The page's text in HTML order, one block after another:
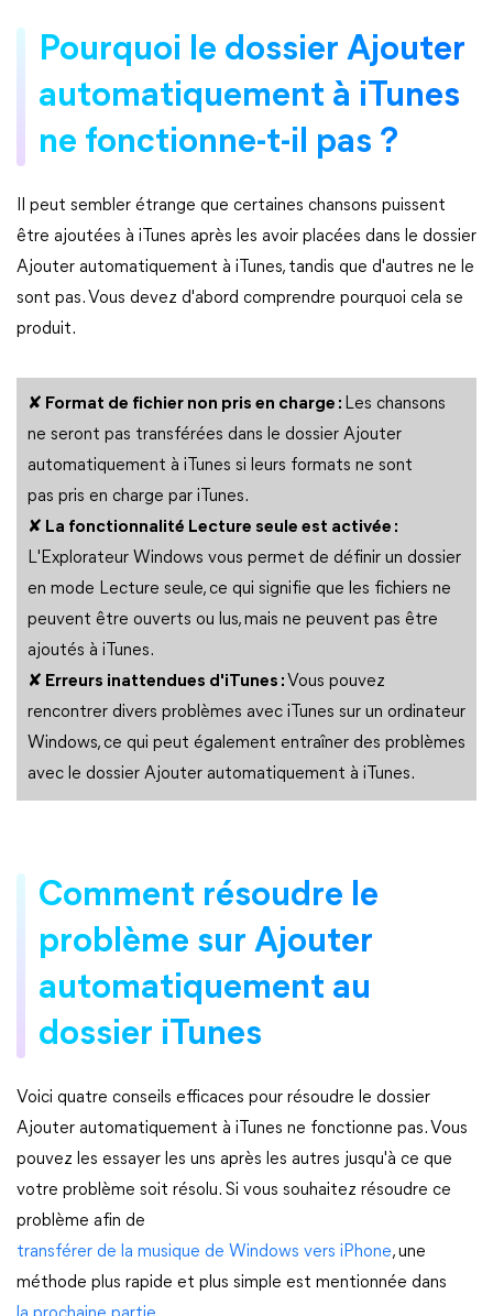
Pourquoi le dossier Ajouter
automatiquement à iTunes
ne fonctionne-t-il pas ?
Il peut sembler étrange que certaines chansons puissent
être ajoutées à iTunes après les avoir placées dans le dossier
Ajouter automatiquement à iTunes, tandis que d'autres ne le
sont pas. Vous devez d'abord comprendre pourquoi cela se
produit.
✘ Format de fichier non pris en charge : Les chansons
ne seront pas transférées dans le dossier Ajouter
automatiquement à iTunes si leurs formats ne sont
pas pris en charge par iTunes.
✘ La fonctionnalité Lecture seule est activée :
L'Explorateur Windows vous permet de définir un dossier
en mode Lecture seule, ce qui signifie que les fichiers ne
peuvent être ouverts ou lus, mais ne peuvent pas être
ajoutés à iTunes.
✘ Erreurs inattendues d'iTunes : Vous pouvez
rencontrer divers problèmes avec iTunes sur un ordinateur
Windows, ce qui peut également entraîner des problèmes
avec le dossier Ajouter automatiquement à iTunes.
Comment résoudre le
problème sur Ajouter
automatiquement au
dossier iTunes
Voici quatre conseils efficaces pour résoudre le dossier
Ajouter automatiquement à iTunes ne fonctionne pas. Vous
pouvez les essayer les uns après les autres jusqu'à ce que
votre problème soit résolu. Si vous souhaitez résoudre ce
problème afin de
transférer de la musique de Windows vers iPhone, une
méthode plus rapide et plus simple est mentionnée dans